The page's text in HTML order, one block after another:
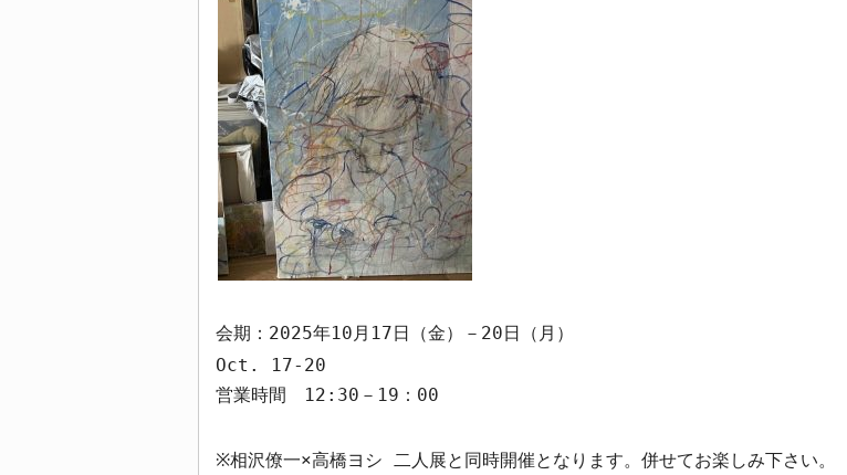
会期： 2025年10月 17日（金）－ 20日（月）
Oct. 17-20
営業時間
12:30 － 19 ： 00
※相沢僚一×高橋ヨシ 二人展と同時開催となります。併せてお楽しみ下さい。